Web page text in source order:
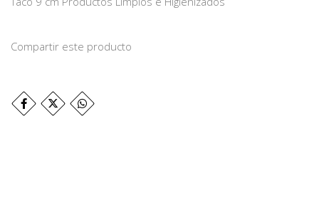
Compartir este producto